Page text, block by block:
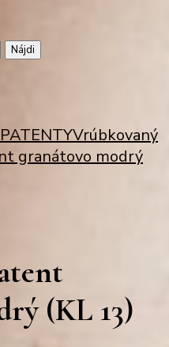
PATENTYVrúbkovaný
granátovo modrý
(KL 13)